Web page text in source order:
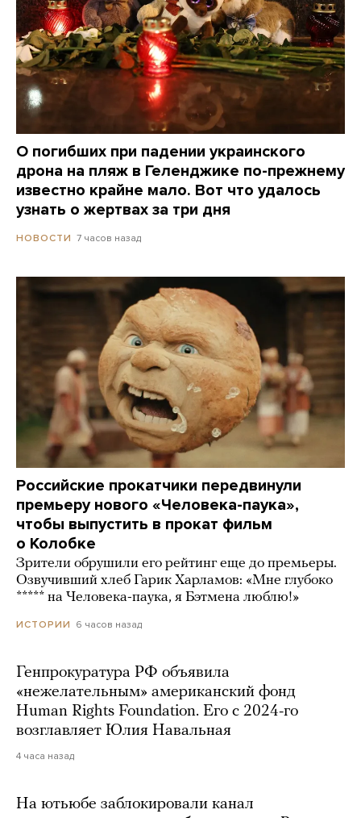
О погибших при падении украинского
дрона на пляж в Геленджике по-прежнему
известно крайне мало. Вот что удалось
узнать о жертвах за три дня
НОВОСТИ 7 часов назад
Российские прокатчики передвинули
премьеру нового «Человека-паука»,
чтобы выпустить в прокат фильм
о Колобке
Зрители обрушили его рейтинг еще до премьеры.
Озвучивший хлеб Гарик Харламов: «Мне глубоко
***** на Человека-паука, я Бэтмена люблю!»
ИСТОРИИ 6 часов назад
Генпрокуратура РФ объявила
«нежелательным» американский фонд
Human Rights Foundation. Его с 2024-го
возглавляет Юлия Навальная
4 часа назад
На ютьюбе заблокировали канал